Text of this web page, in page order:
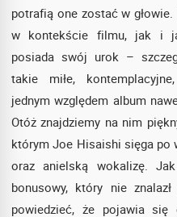
potrafią one zostać w
w kontekście filmu, jak i
posiada swój urok –
takie miłe,
jednym względem album
Otóż znajdziemy na nim
którym Joe Hisaishi sięga po
oraz anielską wokalizę.
bonusowy, który nie
powiedzieć, że pojawia